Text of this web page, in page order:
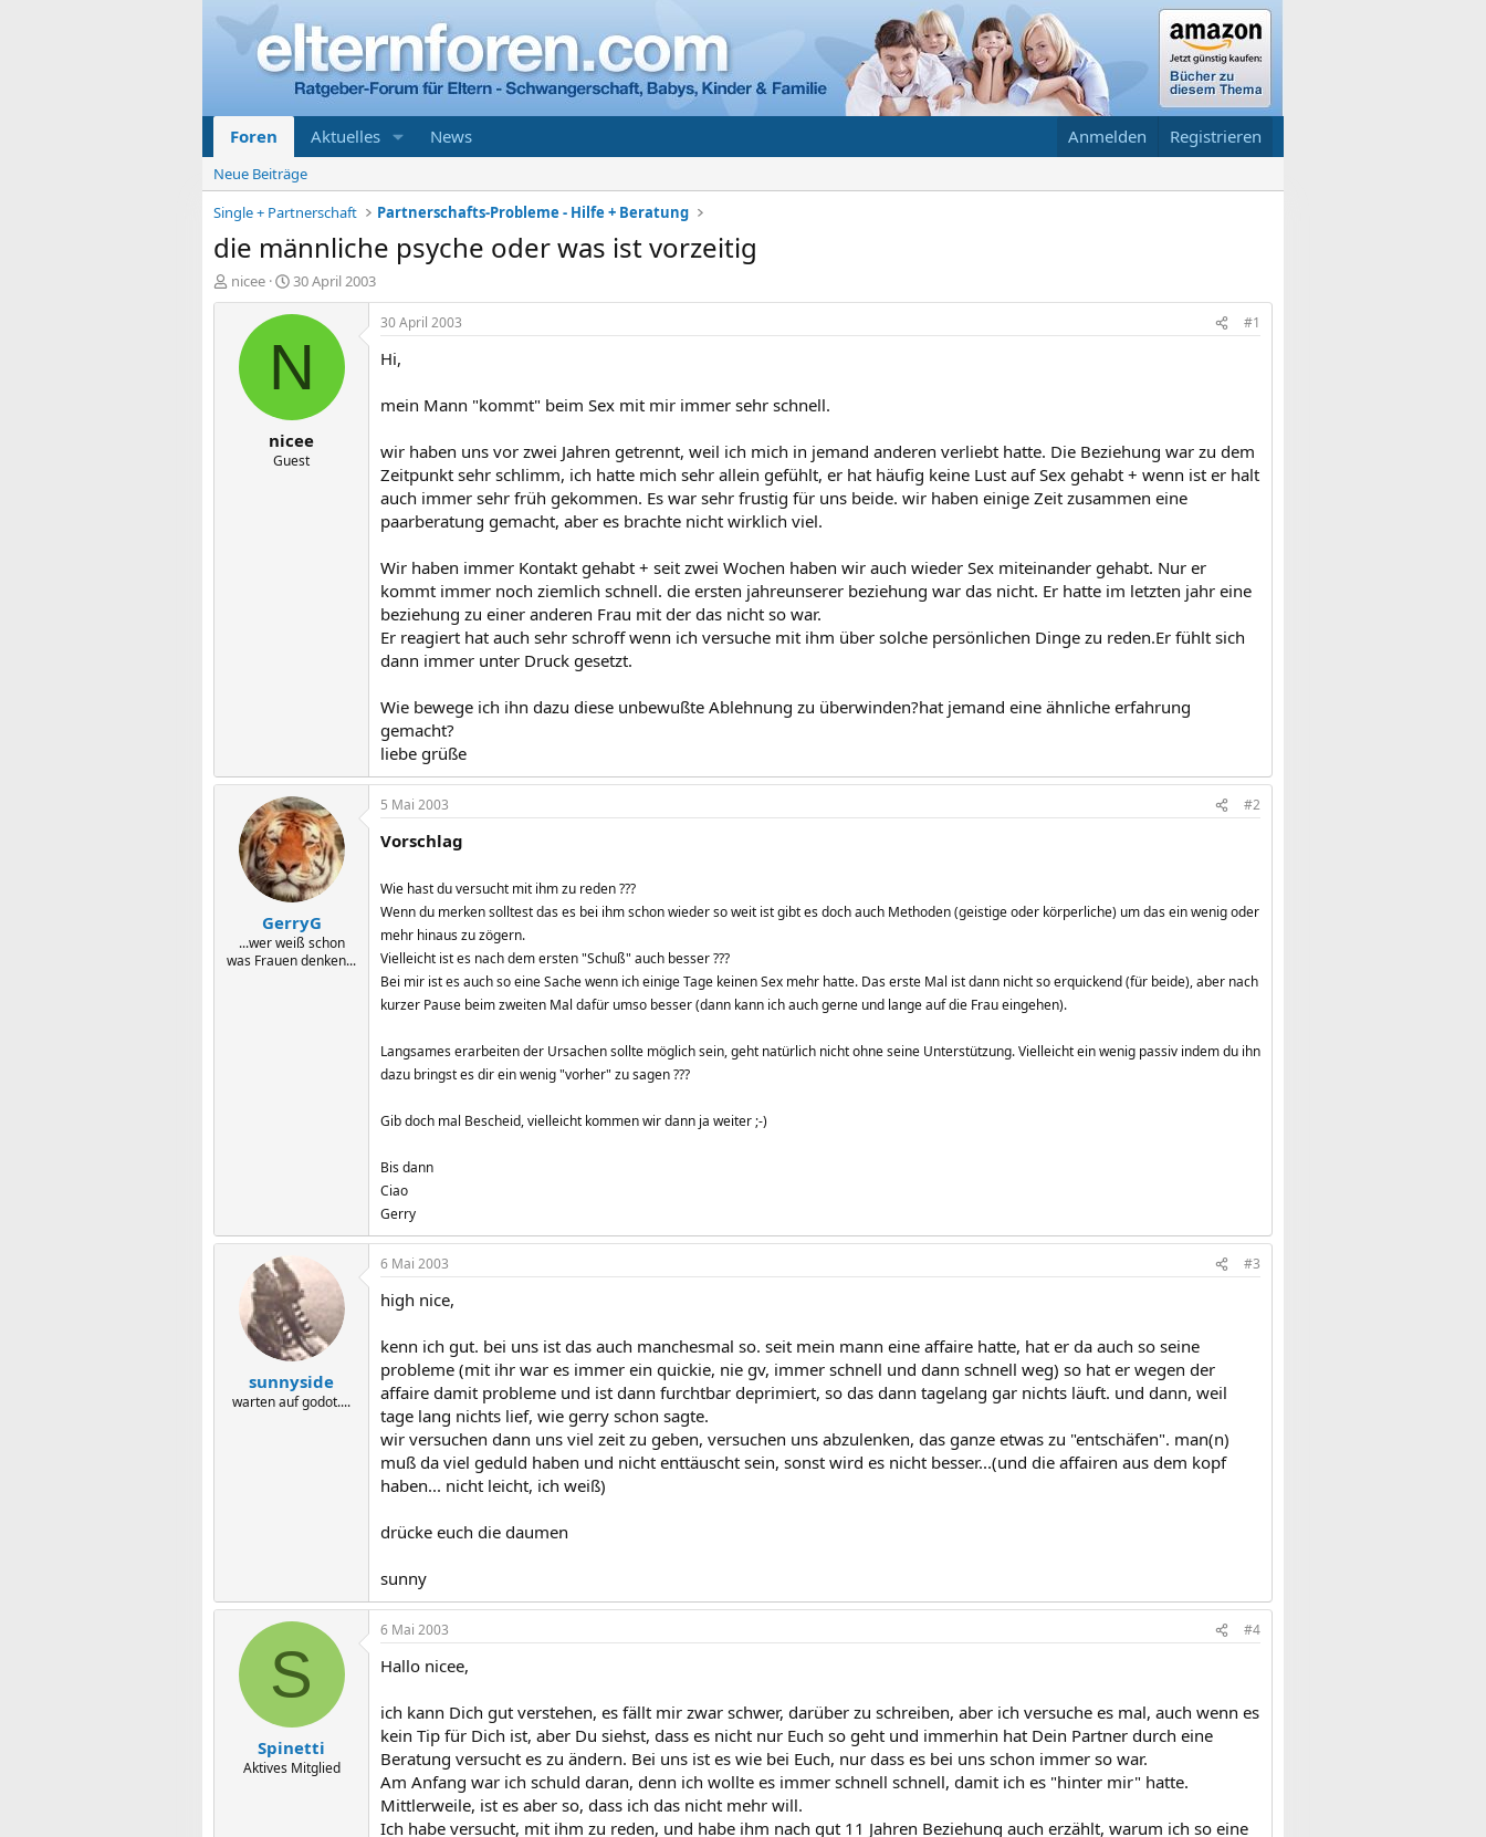
Foren Aktuelles News Anmelden Registrieren
Neue Beiträge
Single + Partnerschaft
Partnerschafts-Probleme - Hilfe + Beratung
die männliche psyche oder was ist vorzeitig
E
r
nicee
E
r
s
e
l
t
a
m
30 April 2003
N
nicee
Guest
30 April 2003 #1
Hi,
mein Mann "kommt" beim Sex mit mir immer sehr schnell.
wir haben uns vor zwei Jahren getrennt, weil ich mich in jemand anderen verliebt hatte. Die Beziehung war zu dem
Zeitpunkt sehr schlimm, ich hatte mich sehr allein gefühlt, er hat häufig keine Lust auf Sex gehabt + wenn ist er halt
auch immer sehr früh gekommen. Es war sehr frustig für uns beide. wir haben einige Zeit zusammen eine
paarberatung gemacht, aber es brachte nicht wirklich viel.
Wir haben immer Kontakt gehabt + seit zwei Wochen haben wir auch wieder Sex miteinander gehabt. Nur er
kommt immer noch ziemlich schnell. die ersten jahreunserer beziehung war das nicht. Er hatte im letzten jahr eine
beziehung zu einer anderen Frau mit der das nicht so war.
Er reagiert hat auch sehr schroff wenn ich versuche mit ihm über solche persönlichen Dinge zu reden.Er fühlt sich
dann immer unter Druck gesetzt.
Wie bewege ich ihn dazu diese unbewußte Ablehnung zu überwinden?hat jemand eine ähnliche erfahrung
gemacht?
liebe grüße
GerryG
...wer weiß schon
was Frauen denken...
5 Mai 2003 #2
Vorschlag
Wie hast du versucht mit ihm zu reden ???
Wenn du merken solltest das es bei ihm schon wieder so weit ist gibt es doch auch Methoden (geistige oder körperliche) um das ein wenig oder
mehr hinaus zu zögern.
Vielleicht ist es nach dem ersten "Schuß" auch besser ???
Bei mir ist es auch so eine Sache wenn ich einige Tage keinen Sex mehr hatte. Das erste Mal ist dann nicht so erquickend (für beide), aber nach
kurzer Pause beim zweiten Mal dafür umso besser (dann kann ich auch gerne und lange auf die Frau eingehen).
Langsames erarbeiten der Ursachen sollte möglich sein, geht natürlich nicht ohne seine Unterstützung. Vielleicht ein wenig passiv indem du ihn
dazu bringst es dir ein wenig "vorher" zu sagen ???
Gib doch mal Bescheid, vielleicht kommen wir dann ja weiter ;-)
Bis dann
Ciao
Gerry
sunnyside
warten auf godot....
6 Mai 2003 #3
high nice,
kenn ich gut. bei uns ist das auch manchesmal so. seit mein mann eine affaire hatte, hat er da auch so seine
probleme (mit ihr war es immer ein quickie, nie gv, immer schnell und dann schnell weg) so hat er wegen der
affaire damit probleme und ist dann furchtbar deprimiert, so das dann tagelang gar nichts läuft. und dann, weil
tage lang nichts lief, wie gerry schon sagte.
wir versuchen dann uns viel zeit zu geben, versuchen uns abzulenken, das ganze etwas zu "entschäfen". man(n)
muß da viel geduld haben und nicht enttäuscht sein, sonst wird es nicht besser...(und die affairen aus dem kopf
haben... nicht leicht, ich weiß)
drücke euch die daumen
sunny
S
Spinetti
Aktives Mitglied
6 Mai 2003 #4
Hallo nicee,
ich kann Dich gut verstehen, es fällt mir zwar schwer, darüber zu schreiben, aber ich versuche es mal, auch wenn es
kein Tip für Dich ist, aber Du siehst, dass es nicht nur Euch so geht und immerhin hat Dein Partner durch eine
Beratung versucht es zu ändern. Bei uns ist es wie bei Euch, nur dass es bei uns schon immer so war.
Am Anfang war ich schuld daran, denn ich wollte es immer schnell schnell, damit ich es "hinter mir" hatte.
Mittlerweile, ist es aber so, dass ich das nicht mehr will.
Ich habe versucht, mit ihm zu reden, und habe ihm nach gut 11 Jahren Beziehung auch erzählt, warum ich so eine